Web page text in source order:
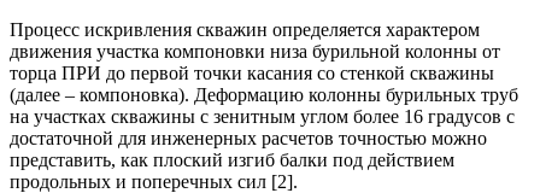
Процесс искривления скважин определяется характером
движения участка компоновки низа бурильной колонны от
торца ПРИ до первой точки касания со стенкой скважины
(далее – компоновка). Деформацию колонны бурильных труб
на участках скважины с зенитным углом более 16 градусов с
достаточной для инженерных расчетов точностью можно
представить, как плоский изгиб балки под действием
продольных и поперечных сил [2].